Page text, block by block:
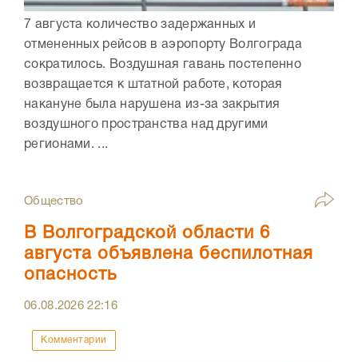
7 августа количество задержанных и
отмененных рейсов в аэропорту Волгограда
сократилось. Воздушная гавань постепенно
возвращается к штатной работе, которая
накануне была нарушена из-за закрытия
воздушного пространства над другими
регионами. ...
Общество
В Волгоградской области 6
августа объявлена беспилотная
опасность
06.08.202622:16
Комментарии